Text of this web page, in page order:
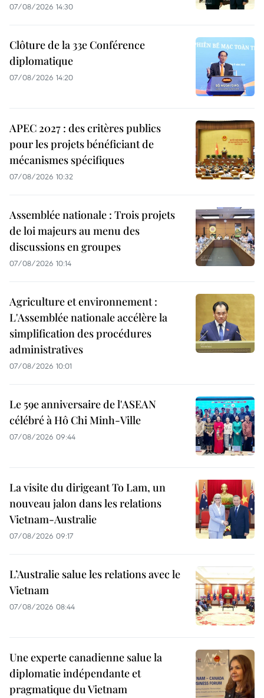
07/08/2026 14:30
Clôture de la 33e Conférence
diplomatique
07/08/2026 14:20
APEC 2027 : des critères publics
pour les projets bénéficiant de
mécanismes spécifiques
07/08/2026 10:32
Assemblée nationale : Trois projets
de loi majeurs au menu des
discussions en groupes
07/08/2026 10:14
Agriculture et environnement :
L'Assemblée nationale accélère la
simplification des procédures
administratives
07/08/2026 10:01
Le 59e anniversaire de l'ASEAN
célébré à Hô Chi Minh-Ville
07/08/2026 09:44
La visite du dirigeant To Lam, un
nouveau jalon dans les relations
Vietnam-Australie
07/08/2026 09:17
L’Australie salue les relations avec le
Vietnam
07/08/2026 08:44
Une experte canadienne salue la
diplomatie indépendante et
pragmatique du Vietnam